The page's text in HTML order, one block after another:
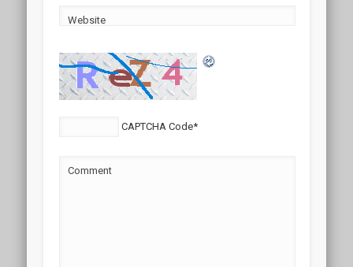
Website
CAPTCHA Code*
Comment